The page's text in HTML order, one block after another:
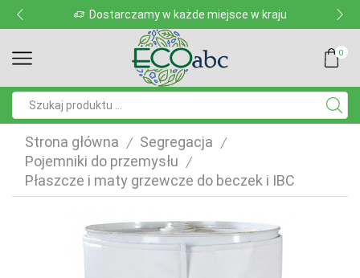
Dostarczamy w każde miejsce w kraju
0
Strona główna / Segregacja /
Pojemniki do przemysłu /
Płaszcze i maty grzewcze do beczek i IBC